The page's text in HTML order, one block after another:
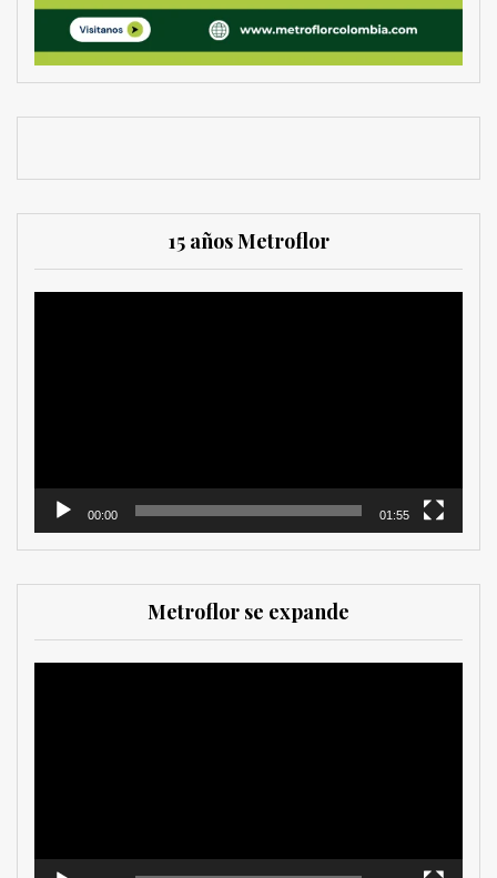
15 años Metroflor
00:00 01:55
Metroflor se expande